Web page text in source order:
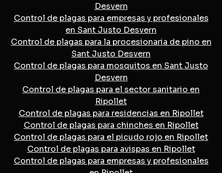
Desvern
Control de plagas para empresas y profesionales
en Sant Justo Desvern
Control de plagas para la procesionaria de pino en
Sant Justo Desvern
Control de plagas para mosquitos en Sant Justo
Desvern
Control de plagas para el sector sanitario en
Ripollet
Control de plagas para residencias en Ripollet
Control de plagas para chinches en Ripollet
Control de plagas para el picudo rojo en Ripollet
Control de plagas para avispas en Ripollet
Control de plagas para empresas y profesionales